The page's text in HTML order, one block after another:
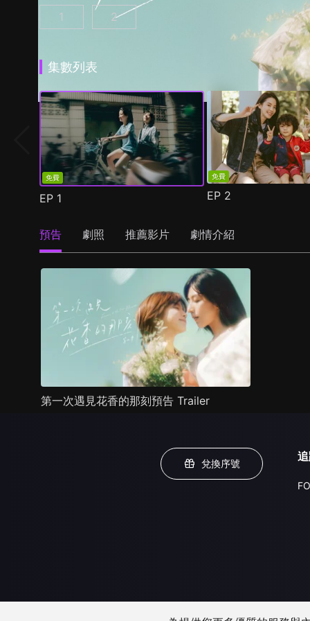
第一次遇見花香的那刻 第1季 第1集
1 第一次遇見花香的那刻 第2季 第1集()
2
集數列表
免費
EP 1
免費
EP 2
預告 劇照 推薦影片 劇情介紹
第一次遇見花香的那刻預告 Trailer
兌換序號